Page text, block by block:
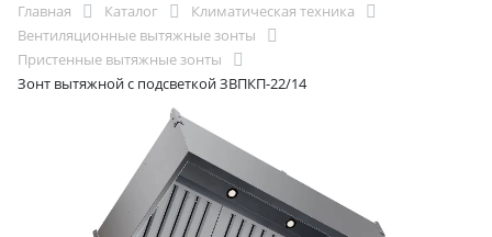
Главная Каталог
Климатическая техника
Вентиляционные вытяжные зонты
Пристенные вытяжные зонты
Зонт вытяжной с подсветкой ЗВПКП-22/14